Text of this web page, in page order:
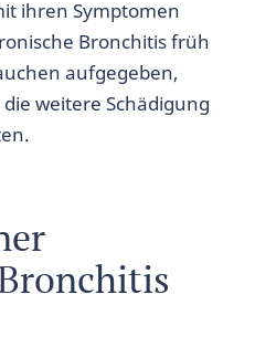
ihren Symptomen
Bronchitis früh
aufgegeben,
weitere Schädigung